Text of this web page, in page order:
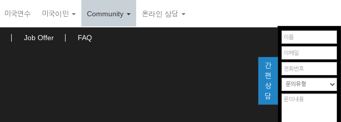
미국연수 미국이민 Community 온라인 상담
Job Offer FAQ
간
편
상
담